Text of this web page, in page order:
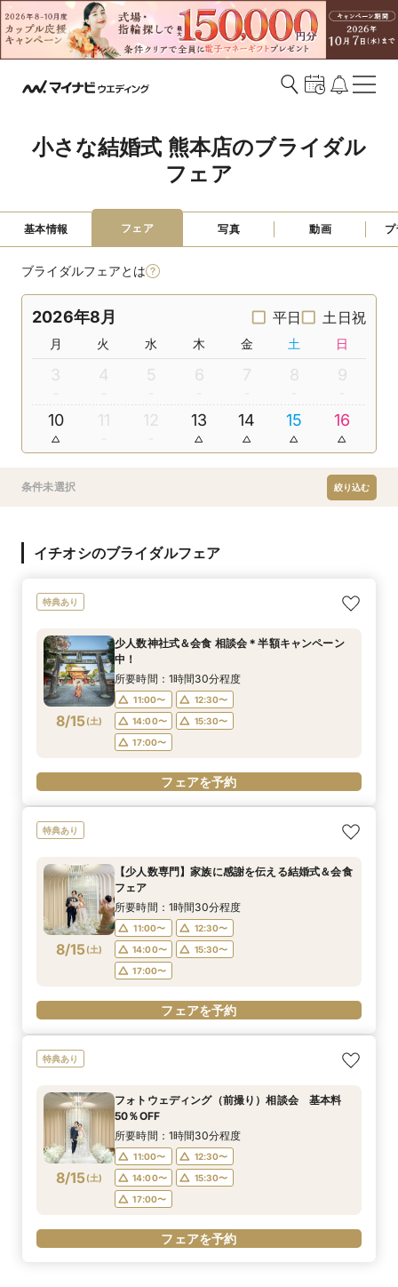
小さな結婚式 熊本店のブライダル
フェア
基本情報 フェア 写真 動画
ブライダルフェアとは
2026年8月 平日 土日祝
月 火 水 木 金 土 日
3 4 5 6 7 8 9
10 11 12 13 14 15 16
条件未選択 絞り込む
イチオシのブライダルフェア
特典あり
8/15(土)
少人数神社式＆会食 相談会＊半額キャンペーン
中！
所要時間：1時間30分程度
11:00〜
12:30〜
14:00〜
15:30〜
17:00〜
フェアを予約
特典あり
8/15(土)
【少人数専門】家族に感謝を伝える結婚式＆会食
フェア
所要時間：1時間30分程度
11:00〜
12:30〜
14:00〜
15:30〜
17:00〜
フェアを予約
特典あり
8/15(土)
フォトウェディング（前撮り）相談会 基本料
50％OFF
所要時間：1時間30分程度
11:00〜
12:30〜
14:00〜
15:30〜
17:00〜
フェアを予約